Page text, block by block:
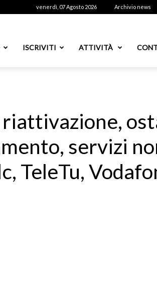
venerdì, 07 Agosto 2026 Archivio news
ISCRIVITI ATTIVITÀ
servizi
TeleTu,